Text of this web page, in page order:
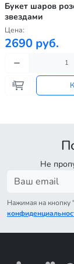
Букет шаров
звездами
Цена:
2690 руб.
Не
Нажимая на кнопку